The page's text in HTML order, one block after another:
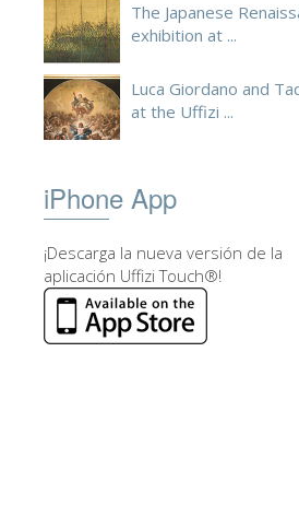
The Japanese
exhibition at ...
Luca Giordano and
at the Uffizi ...
iPhone App
¡Descarga la nueva versión de la
aplicación Uffizi Touch®!